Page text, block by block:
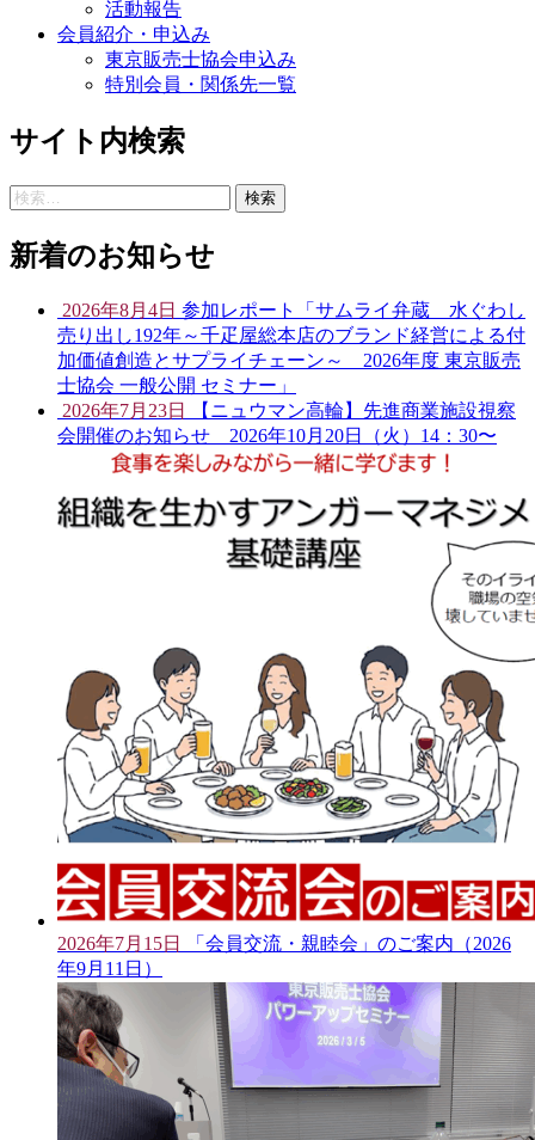
活動報告
会員紹介・申込み
東京販売士協会申込み
特別会員・関係先一覧
サイト内検索
検
新着のお知らせ
2026年8月4日 参加レポート「サムライ弁蔵 水ぐわし
売り出し192年～千疋屋総本店のブランド経営による付
加価値創造とサプライチェーン～ 2026年度 東京販売
士協会 一般公開 セミナー」
2026年7月23日
【ニュウマン高輪】先進商業施設視察
会開催のお知らせ 2026年10月20日（火）14：30〜
2026年7月15日
「会員交流・親睦会」のご案内（2026
年9月11日）